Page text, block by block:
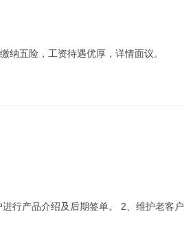
纳五险，工资待遇优厚，详情面议。
行产品介绍及后期签单。 2、维护老客户